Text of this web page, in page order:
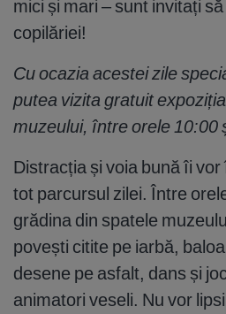
mici și mari – sunt invitați
copilăriei!
Cu ocazia acestei zile
putea vizita gratuit
muzeului, între orele 10:00
Distracția și voia bună îi
tot parcursul zilei. Între
grădina din spatele
povești citite pe iarbă,
desene pe asfalt, dans și
animatori veseli. Nu vor